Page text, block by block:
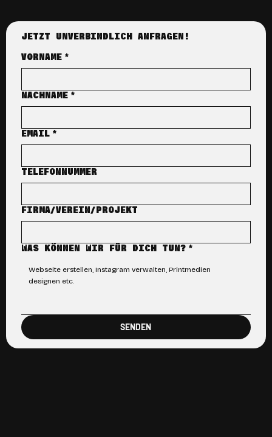
JETZT UNVERBINDLICH ANFRAGEN!
VORNAME *
NACHNAME *
EMAIL *
TELEFONNUMMER
FIRMA/VEREIN/PROJEKT
WAS KÖNNEN WIR FÜR DICH TUN? *
SENDEN